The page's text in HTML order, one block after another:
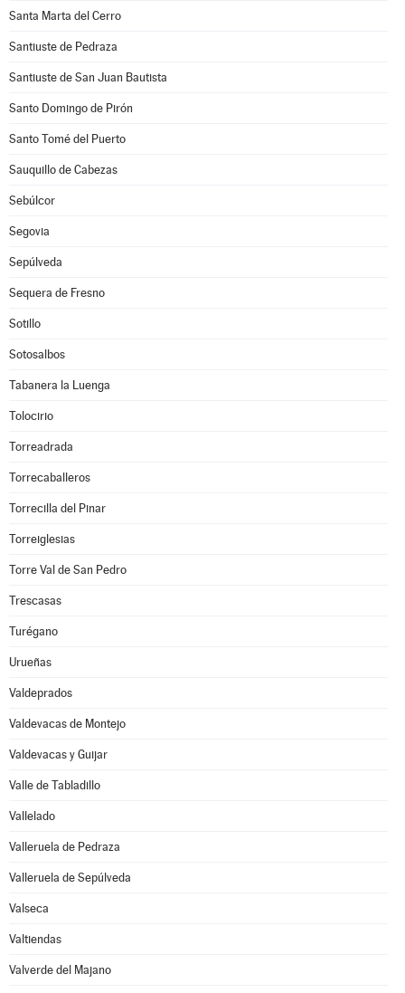
Santa Marta del Cerro
Santiuste de Pedraza
Santiuste de San Juan Bautista
Santo Domingo de Pirón
Santo Tomé del Puerto
Sauquillo de Cabezas
Sebúlcor
Segovia
Sepúlveda
Sequera de Fresno
Sotillo
Sotosalbos
Tabanera la Luenga
Tolocirio
Torreadrada
Torrecaballeros
Torrecilla del Pinar
Torreiglesias
Torre Val de San Pedro
Trescasas
Turégano
Urueñas
Valdeprados
Valdevacas de Montejo
Valdevacas y Guijar
Valle de Tabladillo
Vallelado
Valleruela de Pedraza
Valleruela de Sepúlveda
Valseca
Valtiendas
Valverde del Majano